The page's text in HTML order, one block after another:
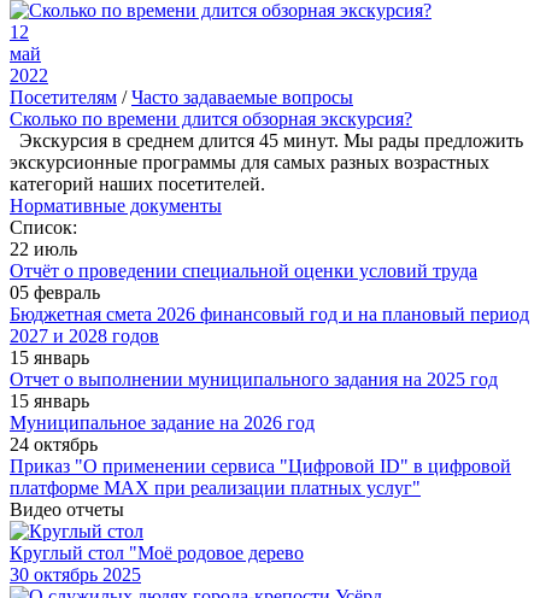
12
май
2022
Посетителям /Часто задаваемые вопросы
Сколько по времени длится обзорная экскурсия?
Экскурсия в среднем длится 45 минут. Мы рады предложить
экскурсионные программы для самых разных возрастных
категорий наших посетителей.
Нормативные документы
Список:
22 июль
Отчёт о проведении специальной оценки условий труда
05 февраль
Бюджетная смета 2026 финансовый год и на плановый период
2027 и 2028 годов
15 январь
Отчет о выполнении муниципального задания на 2025 год
15 январь
Муниципальное задание на 2026 год
24 октябрь
Приказ "О применении сервиса "Цифровой ID" в цифровой
платформе МАХ при реализации платных услуг"
Видео отчеты
Круглый стол "Моё родовое дерево
30 октябрь 2025